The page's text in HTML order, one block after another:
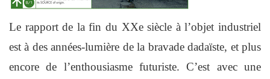
Le rapport de la fin du XXe siècle à l’objet industriel
est à des années-lumière de la bravade dadaïste, et plus
encore de l’enthousiasme futuriste. C’est avec une